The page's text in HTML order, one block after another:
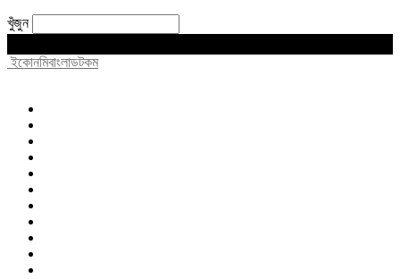
খুঁজুন
ইকোনমিবাংলাডটকম